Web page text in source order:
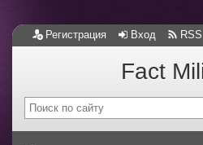
Регистрация Вход RSS
Fact